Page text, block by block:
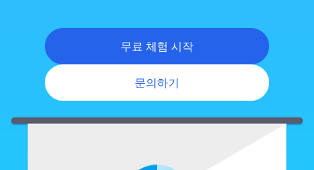
무료 체험 시작
문의하기